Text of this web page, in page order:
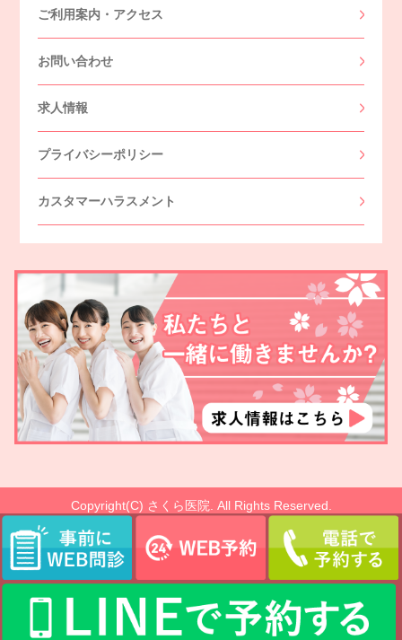
ご利用案内・アクセス
お問い合わせ
求人情報
プライバシーポリシー
カスタマーハラスメント
Copyright(C) さくら医院. All Rights Reserved.